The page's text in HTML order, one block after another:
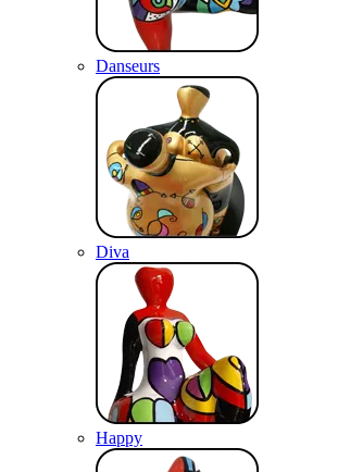
Danseurs
Diva
Happy